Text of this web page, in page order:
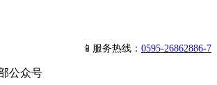
📱服务热线： 0595-26862886-7